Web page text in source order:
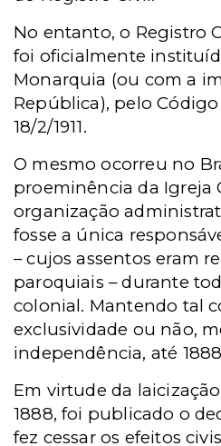
No entanto, o Registro
foi oficialmente
Monarquia (ou com a
República), pelo
18/2/1911.
O mesmo ocorreu no
proeminência da Igreja
organização
fosse a única
– cujos assentos eram
paroquiais – durante
colonial. Mantendo tal
exclusividade ou não,
independência, até
Em virtude da
1888, foi publicado o
fez cessar os efeitos